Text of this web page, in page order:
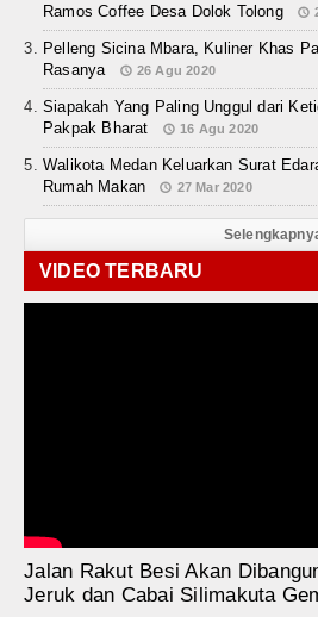
Ramos Coffee Desa Dolok Tolong
Pelleng Sicina Mbara, Kuliner Khas
Rasanya
26 Agu 2020
Siapakah Yang Paling Unggul dari
Pakpak Bharat
16 Agu 2020
Walikota Medan Keluarkan Surat
Rumah Makan
27 Mar 2020
VIDEO TERBARU
Jalan Rakut Besi Akan
Jeruk dan Cabai Silimakuta